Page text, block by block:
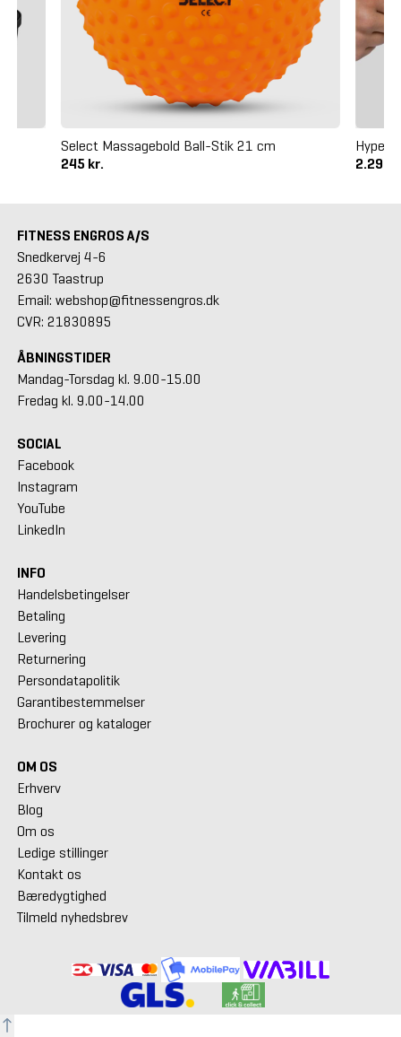
Select Massagebold Ball-Stik 21 cm
245 kr.
2.295
FITNESS ENGROS A/S
Snedkervej 4-6
2630 Taastrup
Email: webshop@fitnessengros.dk
CVR: 21830895
ÅBNINGSTIDER
Mandag-Torsdag kl. 9.00-15.00
Fredag kl. 9.00-14.00
SOCIAL
Facebook
Instagram
YouTube
LinkedIn
INFO
Handelsbetingelser
Betaling
Levering
Returnering
Persondatapolitik
Garantibestemmelser
Brochurer og kataloger
OM OS
Erhverv
Blog
Om os
Ledige stillinger
Kontakt os
Bæredygtighed
Tilmeld nyhedsbrev